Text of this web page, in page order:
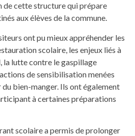
cette structure qui prépare
aux élèves de la commune.
ont pu mieux appréhender les
scolaire, les enjeux liés à
la lutte contre le gaspillage
de sensibilisation menées
bien-manger. Ils ont également
à certaines préparations
scolaire a permis de prolonger